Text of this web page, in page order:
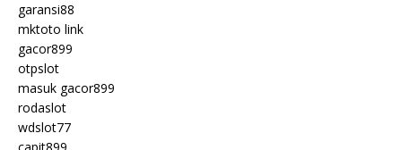
garansi88
mktoto link
gacor899
otpslot
masuk gacor899
rodaslot
wdslot77